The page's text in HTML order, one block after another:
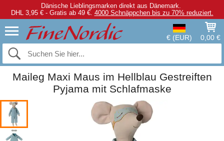
Dänische Lieblingsmarken direkt aus Dänemark.
DHL 3,95 € - Gratis ab 49 €. 4000 Schnäppchen bis zu 70% reduziert.
€ (EUR) 0,00 €
Maileg Maxi Maus im Hellblau Gestreiften
Pyjama mit Schlafmaske